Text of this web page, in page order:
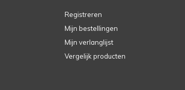
Registreren
Mijn bestellingen
Mijn verlanglijst
Vergelijk producten